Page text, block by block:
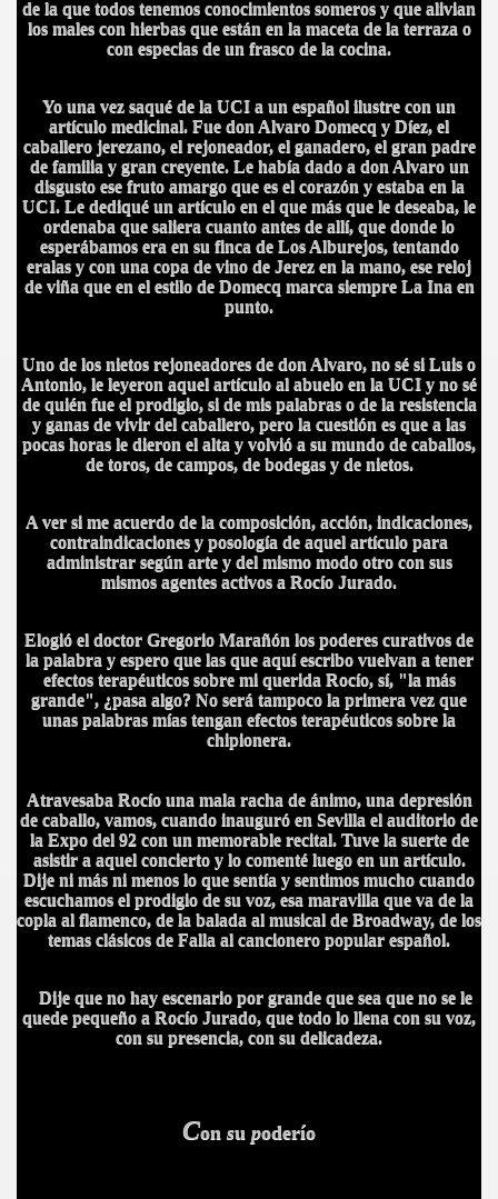
de la que todos tenemos conocimientos someros y que alivian
los males con hierbas que están en la maceta de la terraza o
con especias de un frasco de la cocina.
Yo una vez saqué de la UCI a un español ilustre con un
artículo medicinal. Fue don Alvaro Domecq y Díez, el
caballero jerezano, el rejoneador, el ganadero, el gran padre
de familia y gran creyente. Le había dado a don Alvaro un
disgusto ese fruto amargo que es el corazón y estaba en la
UCI. Le dediqué un artículo en el que más que le deseaba, le
ordenaba que saliera cuanto antes de allí, que donde lo
esperábamos era en su finca de Los Alburejos, tentando
eralas y con una copa de vino de Jerez en la mano, ese reloj
de viña que en el estilo de Domecq marca siempre La Ina en
punto.
Uno de los nietos rejoneadores de don Alvaro, no sé si Luis o
Antonio, le leyeron aquel artículo al abuelo en la UCI y no sé
de quién fue el prodigio, si de mis palabras o de la resistencia
y ganas de vivir del caballero, pero la cuestión es que a las
pocas horas le dieron el alta y volvió a su mundo de caballos,
de toros, de campos, de bodegas y de nietos.
A ver si me acuerdo de la composición, acción, indicaciones,
contraindicaciones y posología de aquel artículo para
administrar según arte y del mismo modo otro con sus
mismos agentes activos a Rocío Jurado.
Elogió el doctor Gregorio Marañón los poderes curativos de
la palabra y espero que las que aquí escribo vuelvan a tener
efectos terapéuticos sobre mi querida Rocío, sí, "la más
grande", ¿pasa algo? No será tampoco la primera vez que
unas palabras mías tengan efectos terapéuticos sobre la
chipionera.
Atravesaba Rocío una mala racha de ánimo, una depresión
de caballo, vamos, cuando inauguró en Sevilla el auditorio de
la Expo del 92 con un memorable recital. Tuve la suerte de
asistir a aquel concierto y lo comenté luego en un artículo.
Dije ni más ni menos lo que sentía y sentimos mucho cuando
escuchamos el prodigio de su voz, esa maravilla que va de la
copla al flamenco, de la balada al musical de Broadway, de los
temas clásicos de Falla al cancionero popular español.
Dije que no hay escenario por grande que sea que no se le
quede pequeño a Rocío Jurado, que todo lo llena con su voz,
con su presencia, con su delicadeza.
Con su poderío
GRANDE